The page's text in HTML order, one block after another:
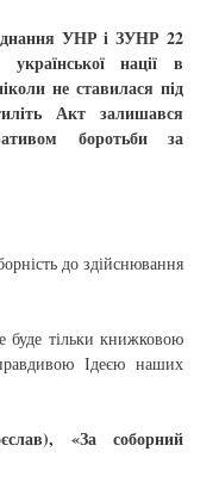
УНР і ЗУНР 22
нації в
не ставилася під
Акт залишався
боротьби за
до здійснювання
тільки книжковою
Ідеєю наших
«За соборний